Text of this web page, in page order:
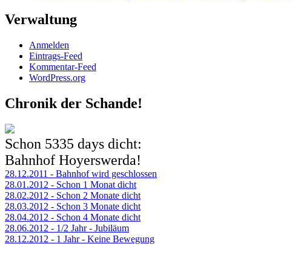
Verwaltung
Anmelden
Eintrags-Feed
Kommentar-Feed
WordPress.org
Chronik der Schande!
Schon 5335 days dicht:
Bahnhof Hoyerswerda!
28.12.2011 - Bahnhof wird geschlossen
28.01.2012 - Schon 1 Monat dicht
28.02.2012 - Schon 2 Monate dicht
28.03.2012 - Schon 3 Monate dicht
28.04.2012 - Schon 4 Monate dicht
28.06.2012 - 1/2 Jahr - Jubiläum
28.12.2012 - 1 Jahr - Keine Bewegung